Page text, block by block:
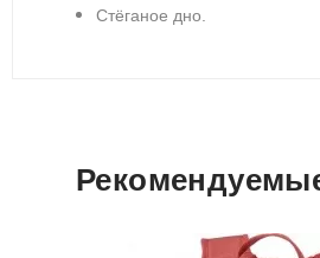
Стёганое дно.